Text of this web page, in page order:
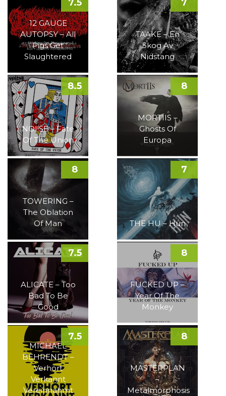
12 GAUGE
AUTOPSY – All
Pigs Get
Slaughtered
7.5
TAAKE – En
Skog Av
Nidstang
7
NOI!SE – Fate
Of The Union
8.5
MORTIIS –
Ghosts Of
Europa
8
TOWERING –
The Oblation
Of Man
8
THE HU – Hun
7
ALICATE – Too
Bad To Be
Good
7.5
FUCKED UP –
Year Of The
Monkey
8
MICHAEL
BEHRENDT –
Verhört
Verkannt
Vereinnahmt
7.5
MASTERPLAN
–
Metalmorphosis
8